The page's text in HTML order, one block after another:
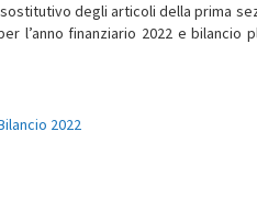
degli articoli della prima
l’anno finanziario 2022 e bilancio
2022